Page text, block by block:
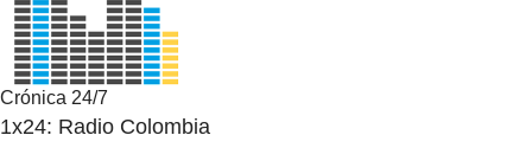
Crónica 24/7
1x24: Radio Colombia